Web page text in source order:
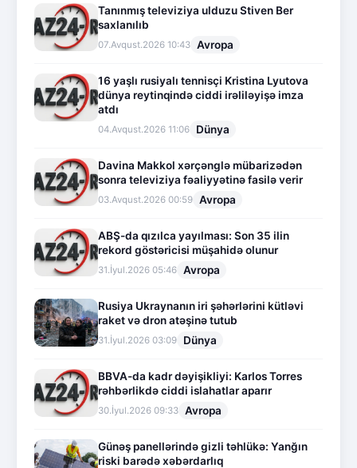
Tanınmış televiziya ulduzu Stiven Ber
saxlanılıb
07.Avqust.2026 10:43 Avropa
16 yaşlı rusiyalı tennisçi Kristina Lyutova
dünya reytinqində ciddi irəliləyişə imza
atdı
04.Avqust.2026 11:06 Dünya
Davina Makkol xərçənglə mübarizədən
sonra televiziya fəaliyyətinə fasilə verir
03.Avqust.2026 00:59 Avropa
ABŞ-da qızılca yayılması: Son 35 ilin
rekord göstəricisi müşahidə olunur
31.İyul.2026 05:46 Avropa
Rusiya Ukraynanın iri şəhərlərini kütləvi
raket və dron atəşinə tutub
31.İyul.2026 03:09 Dünya
BBVA-da kadr dəyişikliyi: Karlos Torres
rəhbərlikdə ciddi islahatlar aparır
30.İyul.2026 09:33 Avropa
Günəş panellərində gizli təhlükə: Yanğın
riski barədə xəbərdarlıq